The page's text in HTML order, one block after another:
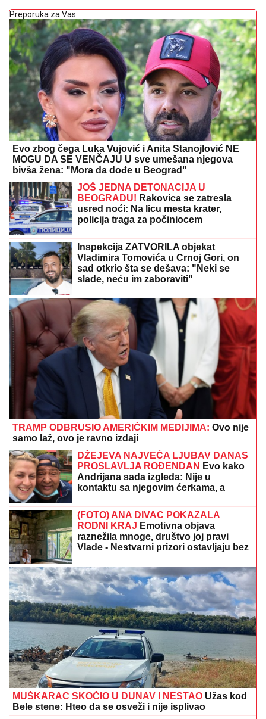
Preporuka za Vas
Evo zbog čega Luka Vujović i Anita Stanojlović NE
MOGU DA SE VENČAJU U sve umešana njegova
bivša žena: "Mora da dođe u Beograd"
JOŠ JEDNA DETONACIJA U
BEOGRADU! Rakovica se zatresla
usred noći: Na licu mesta krater,
policija traga za počiniocem
Inspekcija ZATVORILA objekat
Vladimira Tomovića u Crnoj Gori, on
sad otkrio šta se dešava: "Neki se
slade, neću im zaboraviti"
TRAMP ODBRUSIO AMERIČKIM MEDIJIMA: Ovo nije
samo laž, ovo je ravno izdaji
DŽEJEVA NAJVEĆA LJUBAV DANAS
PROSLAVLJA ROĐENDAN Evo kako
Andrijana sada izgleda: Nije u
kontaktu sa njegovim ćerkama, a
(FOTO) ANA DIVAC POKAZALA
RODNI KRAJ Emotivna objava
raznežila mnoge, društvo joj pravi
Vlade - Nestvarni prizori ostavljaju bez
MUŠKARAC SKOČIO U DUNAV I NESTAO Užas kod
Bele stene: Hteo da se osveži i nije isplivao